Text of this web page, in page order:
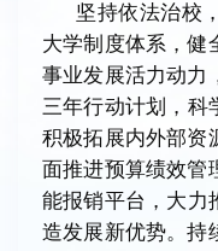
坚持依法治校
大学制度体系，健
事业发展活力动力
三年行动计划，科
积极拓展内外部资
面推进预算绩效管
能报销平台，大力
造发展新优势。持